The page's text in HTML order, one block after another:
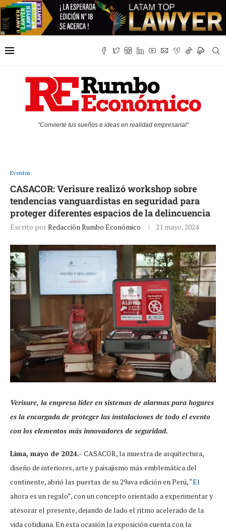
"Convierte tus sueños e ideas en realidad empresarial"
Eventos
CASACOR: Verisure realizó workshop sobre
tendencias vanguardistas en seguridad para
proteger diferentes espacios de la delincuencia
Escrito porRedacción Rumbo Económico 21 mayo, 2024
Verisure, la empresa líder en sistemas de alarmas para hogares
es la encargada de proteger las instalaciones de todo el evento
con los elementos más innovadores de seguridad.
Lima, mayo de 2024.- CASACOR, la muestra de arquitectura,
diseño de interiores, arte y paisajismo más emblemática del
continente, abrió las puertas de su 29ava edición en Perú, “El
ahora es un regalo”, con un concepto orientado a experimentar y
atesorar el presente, dejando de lado el ritmo acelerado de la
vida cotidiana. En esta ocasión la exposición cuenta con la